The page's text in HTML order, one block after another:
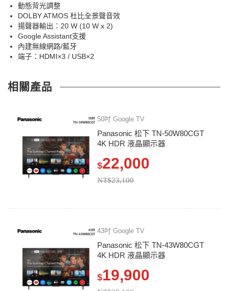
動態背光調整
DOLBY ATMOS 杜比全景聲音效
揚聲器輸出：20 W (10 W x 2)
Google Assistant支援
內建無線網路/藍牙
端子：HDMI×3 / USB×2
相關產品
50吋 Google TV
Panasonic 松下 TN-50W80CGT
4K HDR 液晶顯示器
$22,000
NT$23,100
43吋 Google TV
Panasonic 松下 TN-43W80CGT
4K HDR 液晶顯示器
$19,900